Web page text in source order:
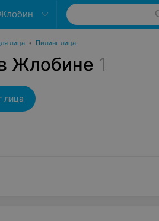
лица • Пилинг лица
Жлобине 1
лица